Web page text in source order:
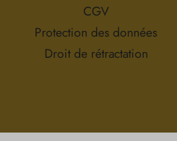
CGV
Protection des données
Droit de rétractation